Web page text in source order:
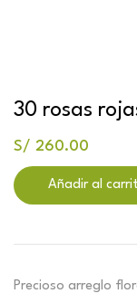
30 rosas
S/ 260.00
Añadir al
Precioso arreglo